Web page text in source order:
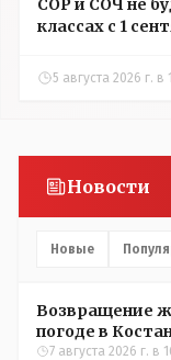
СОР и СОЧ не
классах с 1
5 августа 2026 г. в
Новости
Новые
Возвращение
погоде в
7 августа 2026 г. в